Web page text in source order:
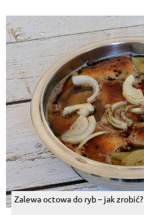
Zalewa octowa do ryb – jak zrobić?